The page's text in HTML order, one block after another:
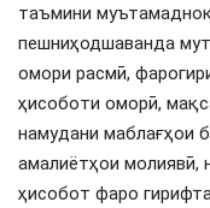
таъмини
пешниҳодшаванда
омори расмӣ,
ҳисоботи оморӣ,
намудани маблағҳои
амалиётҳои молиявӣ,
ҳисобот фаро